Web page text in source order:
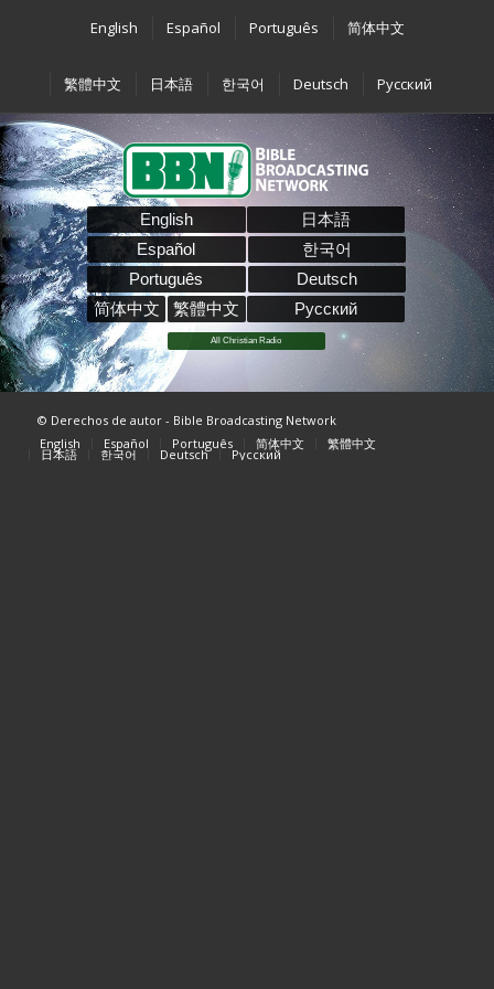
English Español Português 简体中文
繁體中文 日本語 한국어 Deutsch Pусский
English
Español
Português
简体中文
繁體中文
日本語
한국어
Deutsch
Pусский
All Christian Radio
© Derechos de autor - Bible Broadcasting Network
English
Español Português 简体中文 繁體中文
日本語 한국어 Deutsch Pусский